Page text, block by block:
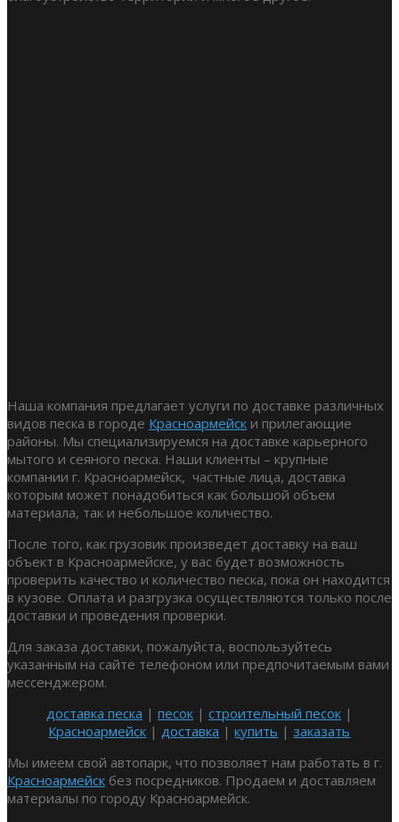
Наша компания предлагает услуги по доставке различных
видов песка в городе Красноармейск и прилегающие
районы. Мы специализируемся на доставке карьерного
мытого и сеяного песка. Наши клиенты – крупные
компании г. Красноармейск, частные лица, доставка
которым может понадобиться как большой объем
материала, так и небольшое количество.
После того, как грузовик произведет доставку на ваш
объект в Красноармейске, у вас будет возможность
проверить качество и количество песка, пока он находится
в кузове. Оплата и разгрузка осуществляются только после
доставки и проведения проверки.
Для заказа доставки, пожалуйста, воспользуйтесь
указанным на сайте телефоном или предпочитаемым вами
мессенджером.
доставка песка | песок | строительный песок |
Красноармейск |доставка |купить |заказать
Мы имеем свой автопарк, что позволяет нам работать в г.
Красноармейск без посредников. Продаем и доставляем
материалы по городу Красноармейск.